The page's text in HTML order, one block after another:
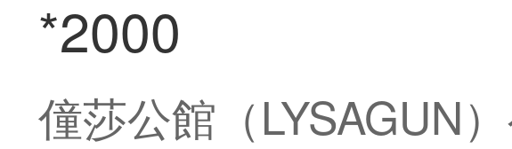
*2000
僮莎公館（LYSAGUN